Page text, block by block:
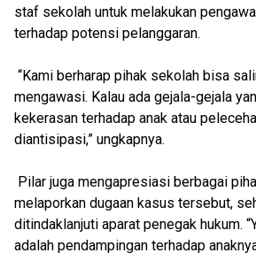
staf sekolah untuk melakukan
terhadap potensi pelanggaran.
“Kami berharap pihak sekolah bisa
mengawasi. Kalau ada gejala-gejala
kekerasan terhadap anak atau
diantisipasi,” ungkapnya.
Pilar juga mengapresiasi berbagai
melaporkan dugaan kasus tersebut,
ditindaklanjuti aparat penegak hukum.
adalah pendampingan terhadap